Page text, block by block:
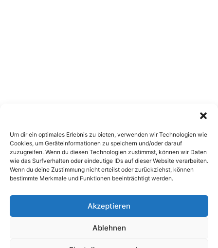
Um dir ein optimales Erlebnis zu bieten, verwenden wir Technologien wie
Cookies, um Geräteinformationen zu speichern und/oder darauf
zuzugreifen. Wenn du diesen Technologien zustimmst, können wir Daten
wie das Surfverhalten oder eindeutige IDs auf dieser Website verarbeiten.
Wenn du deine Zustimmung nicht erteilst oder zurückziehst, können
bestimmte Merkmale und Funktionen beeinträchtigt werden.
Akzeptieren
Ablehnen
Copyright 2026, All Rights Reserved